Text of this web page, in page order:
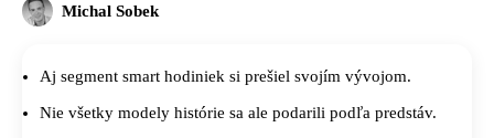
Michal Sobek
Aj segment smart hodiniek si prešiel svojím vývojom.
Nie všetky modely histórie sa ale podarili podľa predstáv.